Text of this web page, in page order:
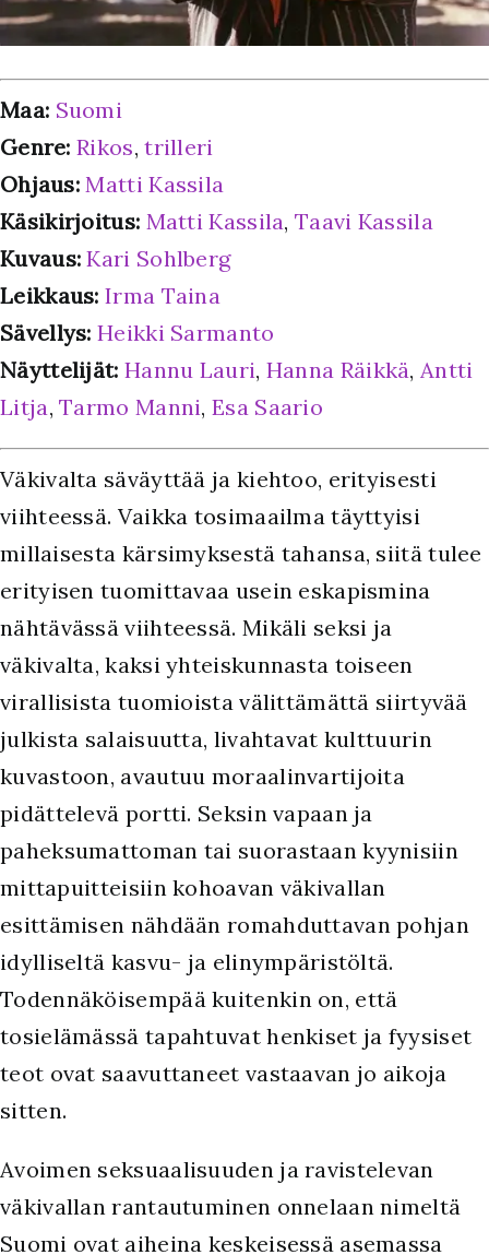
Maa: Suomi
Genre:Rikos,trilleri
Ohjaus: Matti Kassila
Käsikirjoitus: Matti Kassila,Taavi Kassila
Kuvaus:Kari Sohlberg
Leikkaus: Irma Taina
Sävellys: Heikki Sarmanto
Näyttelijät: Hannu Lauri, Hanna Räikkä, Antti
Litja,Tarmo Manni,Esa Saario
Väkivalta säväyttää ja kiehtoo, erityisesti
viihteessä. Vaikka tosimaailma täyttyisi
millaisesta kärsimyksestä tahansa, siitä tulee
erityisen tuomittavaa usein eskapismina
nähtävässä viihteessä. Mikäli seksi ja
väkivalta, kaksi yhteiskunnasta toiseen
virallisista tuomioista välittämättä siirtyvää
julkista salaisuutta, livahtavat kulttuurin
kuvastoon, avautuu moraalinvartijoita
pidättelevä portti. Seksin vapaan ja
paheksumattoman tai suorastaan kyynisiin
mittapuitteisiin kohoavan väkivallan
esittämisen nähdään romahduttavan pohjan
idylliseltä kasvu- ja elinympäristöltä.
Todennäköisempää kuitenkin on, että
tosielämässä tapahtuvat henkiset ja fyysiset
teot ovat saavuttaneet vastaavan jo aikoja
sitten.
Avoimen seksuaalisuuden ja ravistelevan
väkivallan rantautuminen onnelaan nimeltä
Suomi ovat aiheina keskeisessä asemassa